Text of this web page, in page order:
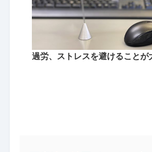
過労、ストレスを避けることが